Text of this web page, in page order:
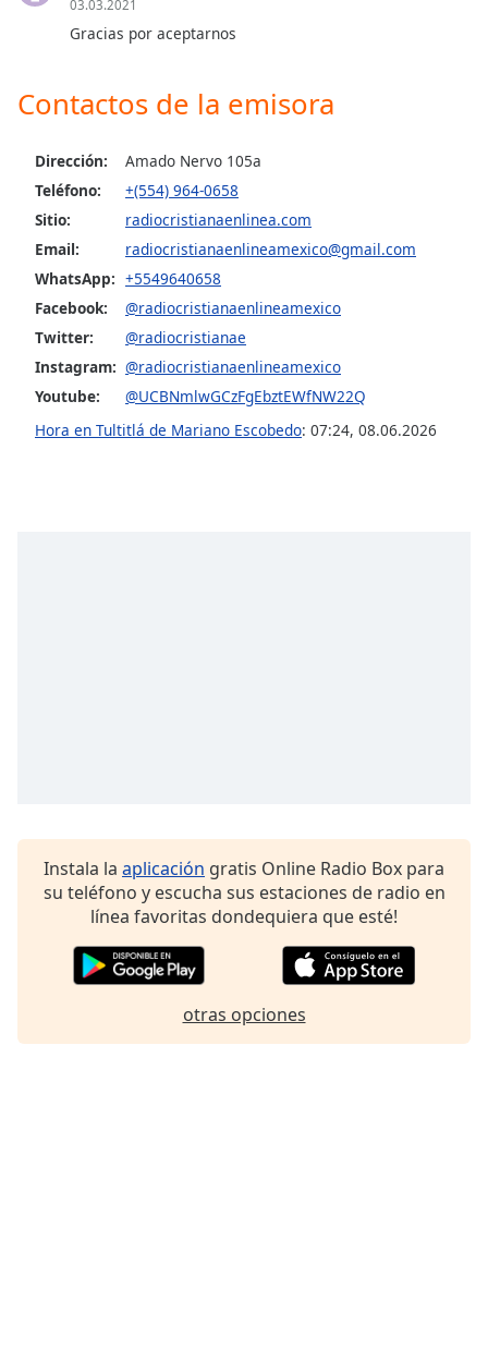
Caption
Background
Color
Opacity
Font
Edge
Style
03.03.2021
Gracias por aceptarnos
Contactos de la emisora
Dirección:
Amado Nervo 105a
Teléfono:
+(554) 964-0658
Sitio:
radiocristianaenlinea.com
Email:
radiocristianaenlineamexico@gmail.com
WhatsApp: +5549640658
Facebook:
@radiocristianaenlineamexico
Twitter:
@radiocristianae
Instagram: @radiocristianaenlineamexico
Youtube:
@UCBNmlwGCzFgEbztEWfNW22Q
Hora en Tultitlá de Mariano Escobedo: 07:24, 08.06.2026
Instala la aplicación gratis Online Radio Box para
su teléfono y escucha sus estaciones de radio en
línea favoritas dondequiera que esté!
otras opciones